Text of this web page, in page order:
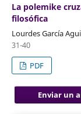
La polemike
filosófica
Lourdes García
31-40
PDF
Enviar un